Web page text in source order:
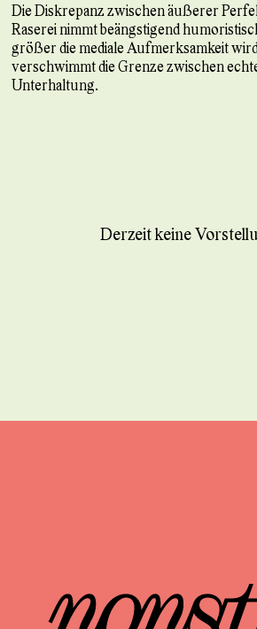
Derzeit keine
Die Diskrepanz zwischen äußerer
Raserei nimmt beängstigend
größer die mediale Aufmerksamkeit
verschwimmt die Grenze zwischen
Unterhaltung.